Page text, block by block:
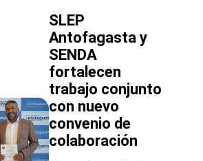
SLEP
Antofagasta y
SENDA
fortalecen
trabajo conjunto
con nuevo
convenio de
colaboración